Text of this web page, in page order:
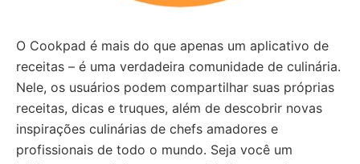
O Cookpad é mais do que apenas um aplicativo de
receitas – é uma verdadeira comunidade de culinária.
Nele, os usuários podem compartilhar suas próprias
receitas, dicas e truques, além de descobrir novas
inspirações culinárias de chefs amadores e
profissionais de todo o mundo. Seja você um